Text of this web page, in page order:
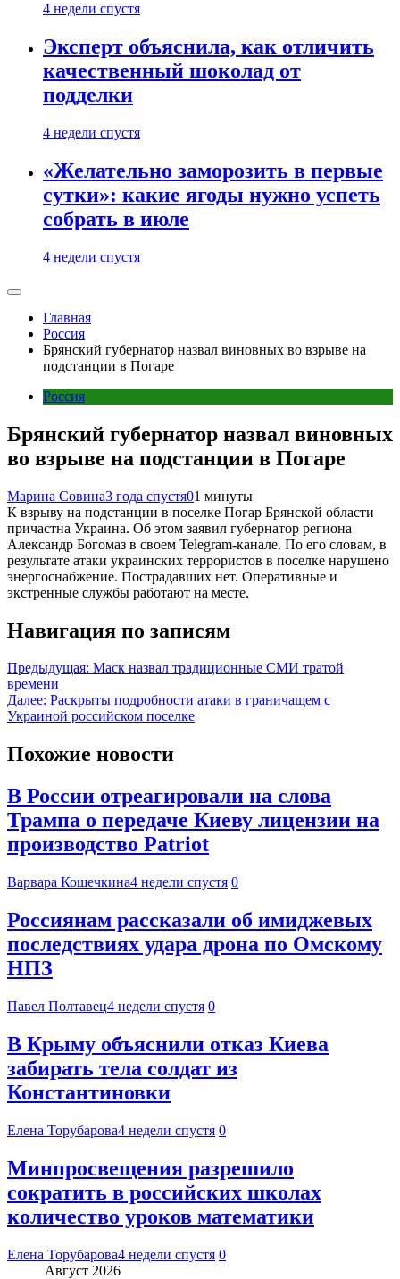
4 недели спустя
Эксперт объяснила, как отличить
качественный шоколад от
подделки
4 недели спустя
«Желательно заморозить в первые
сутки»: какие ягоды нужно успеть
собрать в июле
4 недели спустя
Главная
Россия
Брянский губернатор назвал виновных во взрыве на
подстанции в Погаре
Россия
Брянский губернатор назвал виновных
во взрыве на подстанции в Погаре
Марина Совина3 года спустя01 минуты
К взрыву на подстанции в поселке Погар Брянской области
причастна Украина. Об этом заявил губернатор региона
Александр Богомаз в своем Telegram-канале. По его словам, в
результате атаки украинских террористов в поселке нарушено
энергоснабжение. Пострадавших нет. Оперативные и
экстренные службы работают на месте.
Навигация по записям
Предыдущая: Маск назвал традиционные СМИ тратой
времени
Далее: Раскрыты подробности атаки в граничащем с
Украиной российском поселке
Похожие новости
В России отреагировали на слова
Трампа о передаче Киеву лицензии на
производство Patriot
Варвара Кошечкина4 недели спустя 0
Россиянам рассказали об имиджевых
последствиях удара дрона по Омскому
НПЗ
Павел Полтавец4 недели спустя 0
В Крыму объяснили отказ Киева
забирать тела солдат из
Константиновки
Елена Торубарова4 недели спустя 0
Минпросвещения разрешило
сократить в российских школах
количество уроков математики
Елена Торубарова4 недели спустя 0
Август 2026